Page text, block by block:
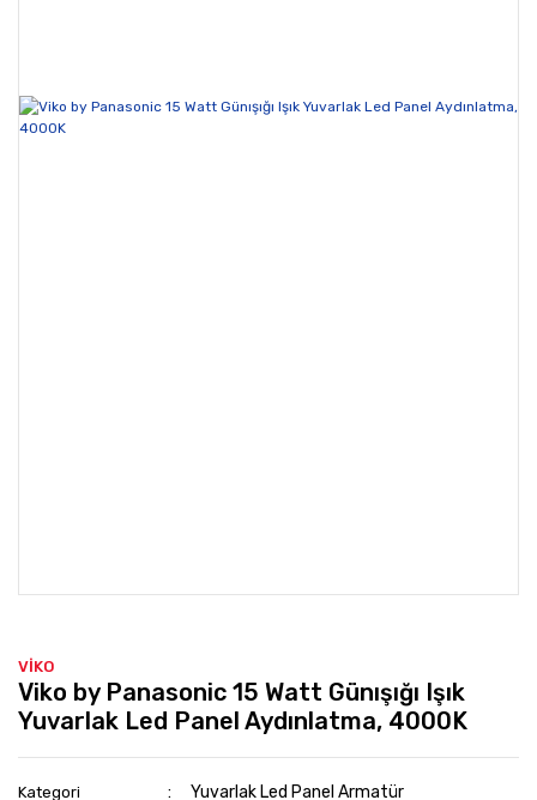
VİKO
Viko by Panasonic 15 Watt Günışığı Işık
Yuvarlak Led Panel Aydınlatma, 4000K
Kategori Yuvarlak Led Panel Armatür